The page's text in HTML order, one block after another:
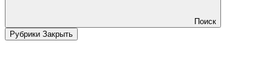
Поиск
Рубрики Закрыть